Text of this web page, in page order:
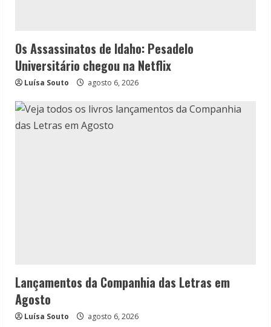
Os Assassinatos de Idaho: Pesadelo
Universitário chegou na Netflix
Luísa Souto agosto 6, 2026
Lançamentos da Companhia das Letras em
Agosto
Luísa Souto agosto 6, 2026